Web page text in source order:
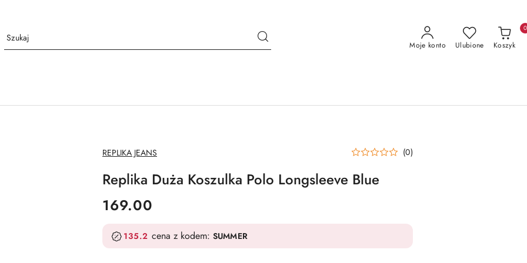
Moje konto Ulubione Koszyk
0
NAZWA
PRODUCENTA:
REPLIKA JEANS (0)
Replika Duża Koszulka Polo Longsleeve Blue
cena:
169.00
135.2 cena z kodem: SUMMER